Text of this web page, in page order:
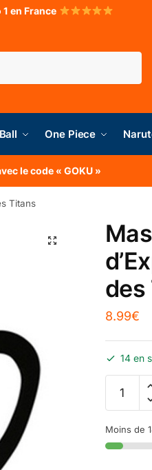
en France
One Piece
le code « GOKU »
Titans
des
8.99€
14 en
Moins de